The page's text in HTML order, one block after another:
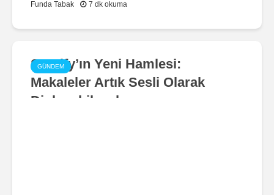
Funda Tabak 7 dk okuma
GÜNDEM
Spotify’ın Yeni Hamlesi:
Makaleler Artık Sesli Olarak
Dinlenebilecek